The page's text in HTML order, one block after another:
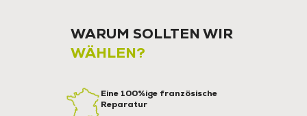
WARUM SOLLTEN WIR
WÄHLEN?
Eine 100%ige französische
Reparatur